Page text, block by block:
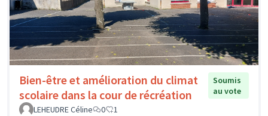
Bien-être et amélioration du climat
scolaire dans la cour de récréation
Soumis
au vote
LEHEUDRE Céline
0 1